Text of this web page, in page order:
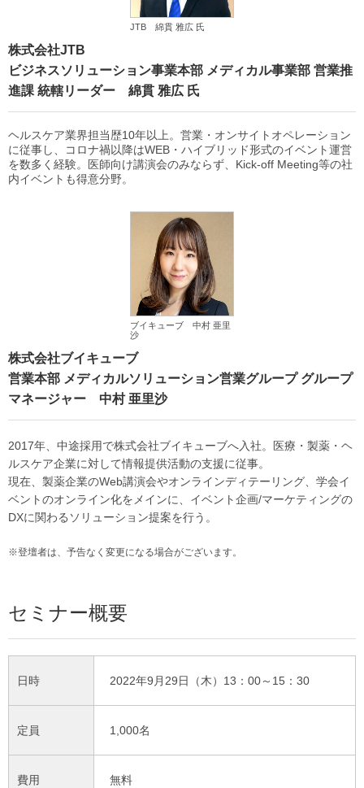
JTB 綿貫 雅広 氏
株式会社JTB
ビジネスソリューション事業本部 メディカル事業部 営業推
進課 統轄リーダー 綿貫 雅広 氏
ヘルスケア業界担当歴10年以上。営業・オンサイトオペレーション
に従事し、コロナ禍以降はWEB・ハイブリッド形式のイベント運営
を数多く経験。医師向け講演会のみならず、Kick-off Meeting等の社
内イベントも得意分野。
ブイキューブ 中村 亜里
沙
株式会社ブイキューブ
営業本部 メディカルソリューション営業グループ グループ
マネージャー 中村 亜里沙
2017年、中途採用で株式会社ブイキューブへ入社。医療・製薬・ヘ
ルスケア企業に対して情報提供活動の支援に従事。
現在、製薬企業のWeb講演会やオンラインディテーリング、学会イ
ベントのオンライン化をメインに、イベント企画/マーケティングの
DXに関わるソリューション提案を行う。
※登壇者は、予告なく変更になる場合がございます。
セミナー概要
日時 2022年9月29日（木）13：00～15：30
定員 1,000名
費用 無料